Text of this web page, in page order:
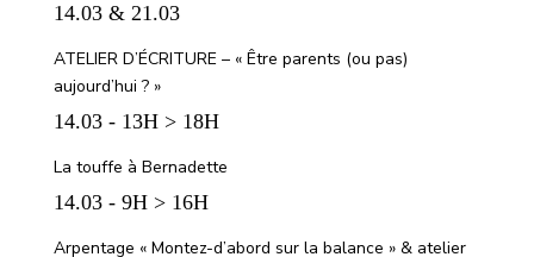
14.03 & 21.03
ATELIER D’ÉCRITURE – « Être parents (ou pas)
aujourd’hui ? »
14.03 - 13H > 18H
La touffe à Bernadette
14.03 - 9H > 16H
Arpentage « Montez-d’abord sur la balance » & atelier